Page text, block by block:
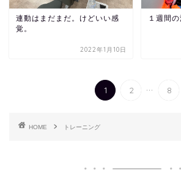
連動はまだまだ。けどいい感
覚。
2022年1月10日
１週間
1 2 ... 8
HOME トレーニング